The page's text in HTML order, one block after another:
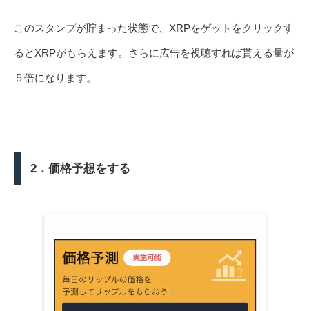
このスタンプが貯まった状態で、XRPをゲットをクリックす
るとXRPがもらえます。さらに広告を視聴すれば貰える量が
５倍になります。
2．価格予想をする